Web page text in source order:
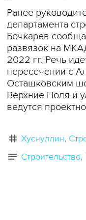
Ранее
департамента
Бочкарев
развязок на
2022 гг. Речь
пересечении с
Осташковским
Верхние Поля и
ведутся
Хуснуллин
Строительство